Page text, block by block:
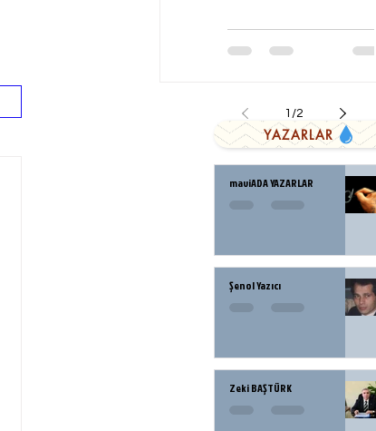
YAZARLAR
maviADA YAZARLAR
Şenol Yazıcı
Zeki BAŞTÜRK
1 /2